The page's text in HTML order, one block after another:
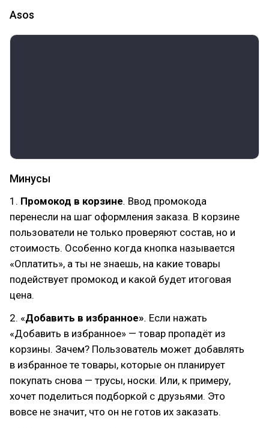
Asos
Минусы
1. Промокод в корзине. Ввод промокода
перенесли на шаг оформления заказа. В корзине
пользователи не только проверяют состав, но и
стоимость. Особенно когда кнопка называется
«Оплатить», а ты не знаешь, на какие товары
подействует промокод и какой будет итоговая
цена.
2. «Добавить в избранное». Если нажать
«Добавить в избранное» — товар пропадёт из
корзины. Зачем? Пользователь может добавлять
в избранное те товары, которые он планирует
покупать снова — трусы, носки. Или, к примеру,
хочет поделиться подборкой с друзьями. Это
вовсе не значит, что он не готов их заказать.